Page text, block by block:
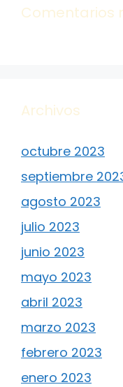
Comentarios
Archivos
octubre 2023
septiembre
agosto 2023
julio 2023
junio 2023
mayo 2023
abril 2023
marzo 2023
febrero 2023
enero 2023